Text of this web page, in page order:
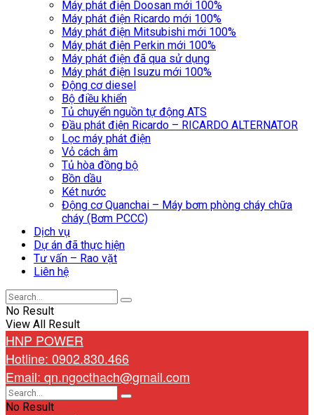
Máy phát điện Doosan mới 100%
Máy phát điện Ricardo mới 100%
Máy phát điện Mitsubishi mới 100%
Máy phát điện Perkin mới 100%
Máy phát điện đã qua sử dụng
Máy phát điện Isuzu mới 100%
Động cơ diesel
Bộ điều khiển
Tủ chuyển nguồn tự động ATS
Đầu phát điện Ricardo – RICARDO ALTERNATOR
Lọc máy phát điện
Vỏ cách âm
Tủ hòa đồng bộ
Bồn dầu
Két nước
Động cơ Quanchai – Máy bơm phòng cháy chữa
cháy (Bơm PCCC)
Dịch vụ
Dự án đã thực hiện
Tư vấn – Rao vặt
Liên hệ
No Result
View All Result
HNP POWER
Hotline: 0902.830.466
Email: qn.ngocthach@gmail.com
No Result